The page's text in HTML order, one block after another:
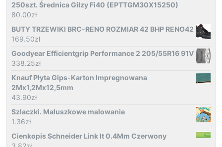
250szt. Średnica Gilzy Fi40 (EPTTGM30X15250)
80.00zł
BUTY TRZEWIKI BRC-RENO ROZMIAR 42 BHP RENO42
169.50zł
Goodyear Efficientgrip Performance 2 205/55R16 91V
338.25zł
Knauf Płyta Gips-Karton Impregnowana
2Mx1,2Mx12,5mm
43.90zł
Szlaczki. Maluszkowe malowanie
1.36zł
Cienkopis Schneider Link It 0.4Mm Czerwony